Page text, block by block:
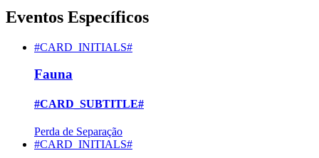
Eventos Específicos
#CARD_INITIALS#
Fauna
#CARD_SUBTITLE#
Perda de Separação
#CARD_INITIALS#